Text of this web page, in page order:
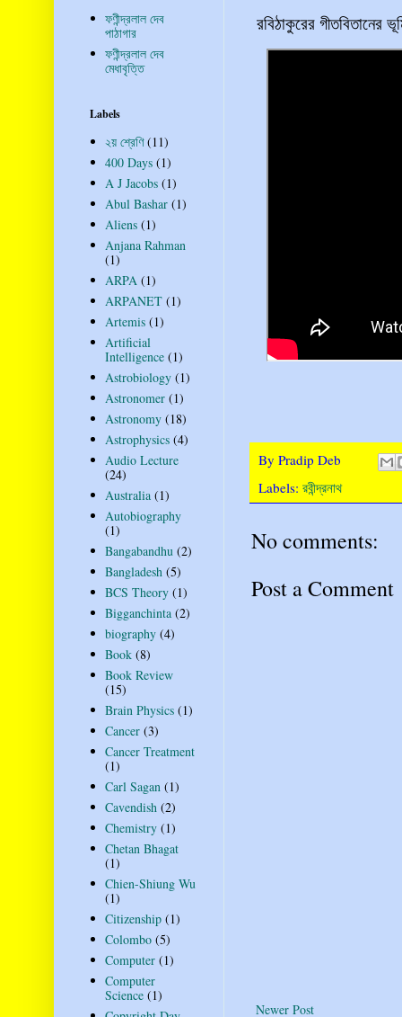
রবিঠাকুরের গীতবিতানের
By Pradip Deb
Labels: রবীন্দ্রনাথ
No comments:
Post a Comment
Newer Post
ফণীন্দ্রলাল দেব
পাঠাগার
ফণীন্দ্রলাল দেব
মেধাবৃত্তি
Labels
২য় শ্রেণি (11)
400 Days (1)
A J Jacobs (1)
Abul Bashar (1)
Aliens (1)
Anjana Rahman
(1)
ARPA (1)
ARPANET (1)
Artemis (1)
Artificial
Intelligence (1)
Astrobiology (1)
Astronomer (1)
Astronomy (18)
Astrophysics (4)
Audio Lecture
(24)
Australia (1)
Autobiography
(1)
Bangabandhu (2)
Bangladesh (5)
BCS Theory (1)
Bigganchinta (2)
biography (4)
Book (8)
Book Review
(15)
Brain Physics (1)
Cancer (3)
Cancer Treatment
(1)
Carl Sagan (1)
Cavendish (2)
Chemistry (1)
Chetan Bhagat
(1)
Chien-Shiung Wu
(1)
Citizenship (1)
Colombo (5)
Computer (1)
Computer
Science (1)